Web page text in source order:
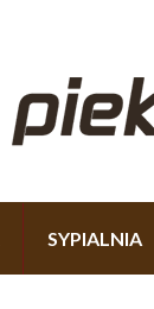
SYPIALNIA